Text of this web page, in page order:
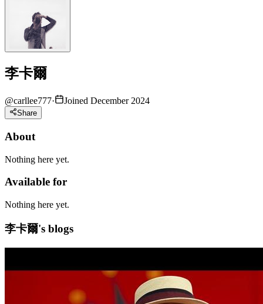
李卡爾
@carllee777· Joined December 2024
Share
About
Nothing here yet.
Available for
Nothing here yet.
李卡爾's blogs